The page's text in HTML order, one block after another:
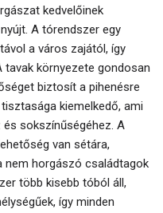
kedvelőinek
A tórendszer egy
a város zajától, így
tavak környezete gondosan
biztosít a pihenésre
kiemelkedő, ami
sokszínűségéhez. A
van sétára,
nem horgászó családtagok
több kisebb tóból áll,
így minden